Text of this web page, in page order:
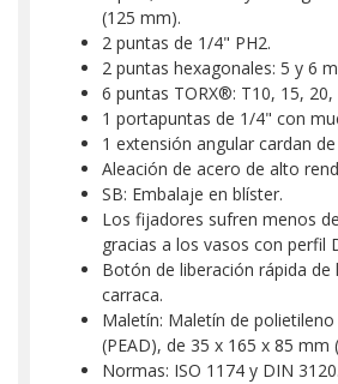
(125 mm).
2 puntas de 1/4" PH2.
2 puntas hexagonales: 5 y 6
6 puntas TORX®: T10, 15, 20,
1 portapuntas de 1/4" con
1 extensión angular cardan
Aleación de acero de alto
SB: Embalaje en blíster.
Los fijadores sufren menos
gracias a los vasos con perfil
Botón de liberación rápida de
carraca.
Maletín: Maletín de
(PEAD), de 35 x 165 x 85 mm
Normas: ISO 1174 y DIN 3120.